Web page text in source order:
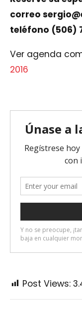
correo
teléfono (506)
Ver agenda
2016
Post Views: